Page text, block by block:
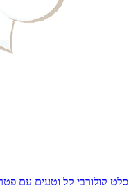
סלט קולורבי קל וטעים עם